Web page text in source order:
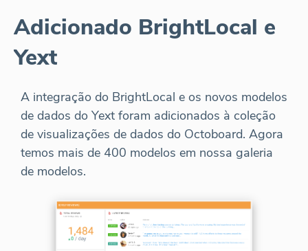
Adicionado BrightLocal e
Yext
A integração do BrightLocal e os novos modelos
de dados do Yext foram adicionados à coleção
de visualizações de dados do Octoboard. Agora
temos mais de 400 modelos em nossa galeria
de modelos.